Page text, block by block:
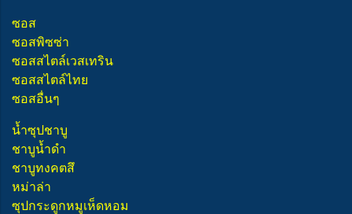
ซอส
ซอสพิซซ่า
ซอสสไตล์เวสเทริน
ซอสสไตล์ไทย
ซอสอื่นๆ
น้ำซุปชาบู
ชาบูน้ำดำ
ชาบูทงคตสึ
หม่าล่า
ซุปกระดูกหมูเห็ดหอม